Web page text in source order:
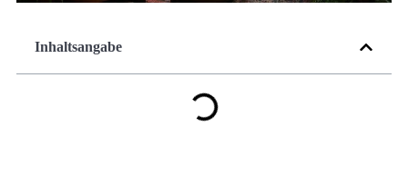
Inhaltsangabe